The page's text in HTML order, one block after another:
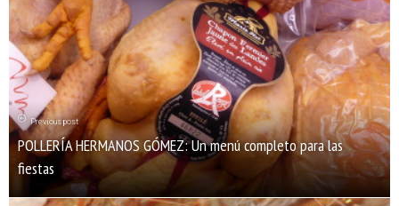
Previous post
POLLERÍA HERMANOS GÓMEZ: Un menú completo para las
fiestas